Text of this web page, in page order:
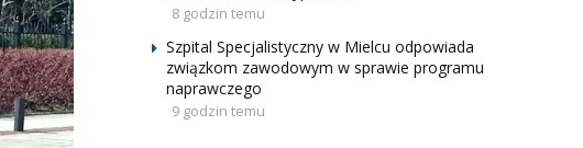
8 godzin temu
Szpital Specjalistyczny w Mielcu odpowiada
związkom zawodowym w sprawie programu
naprawczego
9 godzin temu